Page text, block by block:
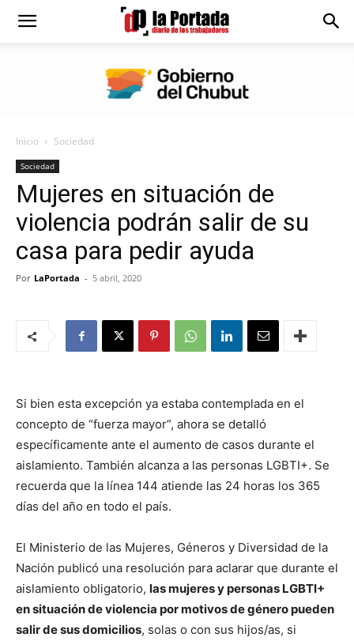
Diario
Portada
Inicio Sociedad
Sociedad
Mujeres en situación de
violencia podrán salir de su
casa para pedir ayuda
Por LaPortada - 5 abril, 2020
Si bien esta excepción ya estaba contemplada en el
concepto de “fuerza mayor”, ahora se detalló
específicamente ante el aumento de casos durante el
aislamiento. También alcanza a las personas LGBTI+. Se
recuerda que la línea 144 atiende las 24 horas los 365
días del año en todo el país.
El Ministerio de las Mujeres, Géneros y Diversidad de la
Nación publicó una resolución para aclarar que durante el
aislamiento obligatorio, las mujeres y personas LGBTI+
en situación de violencia por motivos de género pueden
salir de sus domicilios, solas o con sus hijos/as, si